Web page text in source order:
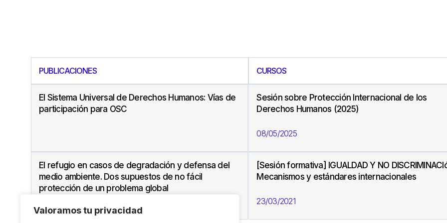
Valoramos tu privacidad
PUBLICACIONES
El Sistema Universal de Derechos Humanos: Vías de
participación para OSC
El refugio en casos de degradación y defensa del
medio ambiente. Dos supuestos de no fácil
protección de un problema global
CURSOS
Sesión sobre Protección Internacional de los
Derechos Humanos (2025)
08/05/2025
[Sesión formativa] IGUALDAD Y NO
Mecanismos y estándares internacionales
23/03/2021